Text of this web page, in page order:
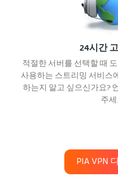
24시간
적절한 서버를 선택할 때
사용하는 스트리밍 서비스
하는지 알고 싶으신가요?
주
PIA VPN